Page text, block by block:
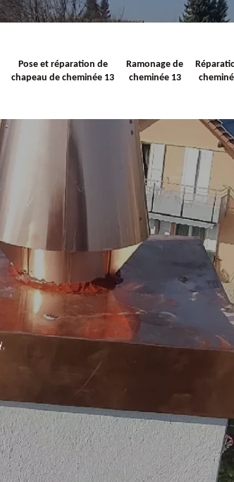
Pose et réparation de
chapeau de cheminée 13
Ramonage de
cheminée 13